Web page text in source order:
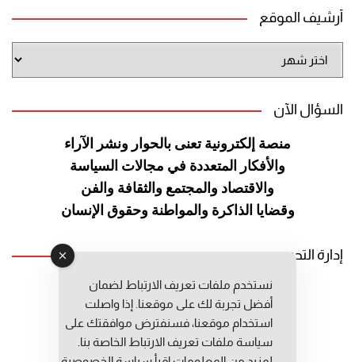
أرشيف الموقع
الموقع
السؤال الآن
منصة إلكترونية تعنى بالحوار ونشر الآراء
والأفكار المتعددة في مجالات السياسة
والاقتصاد والمجتمع والثقافة والفن
وقضايا الذاكرة والمواطنة وحقوق الإنسان
إدارة التحرير
رئيس التحرير: عبد الرحيم التوراني
رئيس التحرير المساعد: المعطي قبال
مديرة التحرير: فاطمة حوحو
نستخدم ملفات تعريف الارتباط لضمان
أفضل تجربة لك على موقعنا. إذا واصلت
استخدام موقعنا، فسنفترض موافقتك على
سياسة ملفات تعريف الارتباط الخاصة بنا.